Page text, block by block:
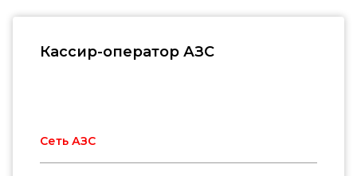
Кассир-оператор АЗС
Сеть АЗС